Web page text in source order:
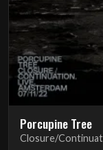
Porcupine Tree
Closure/